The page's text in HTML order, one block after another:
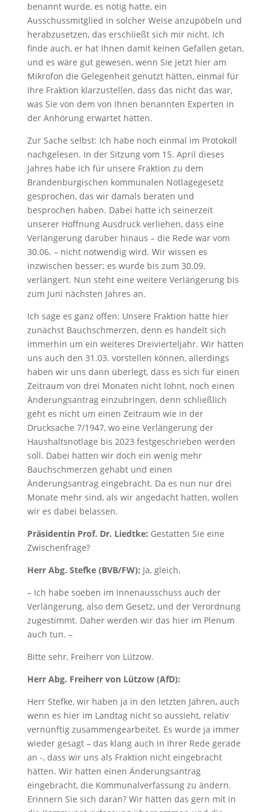
benannt wurde, es nötig hatte, ein
Ausschussmitglied in solcher Weise anzupöbeln und
herabzusetzen, das erschließt sich mir nicht. Ich
finde auch, er hat Ihnen damit keinen Gefallen getan,
und es wäre gut gewesen, wenn Sie jetzt hier am
Mikrofon die Gelegenheit genutzt hätten, einmal für
Ihre Fraktion klarzustellen, dass das nicht das war,
was Sie von dem von Ihnen benannten Experten in
der Anhörung erwartet hätten.
Zur Sache selbst: Ich habe noch einmal im Protokoll
nachgelesen. In der Sitzung vom 15. April dieses
Jahres habe ich für unsere Fraktion zu dem
Brandenburgischen kommunalen Notlagegesetz
gesprochen, das wir damals beraten und
besprochen haben. Dabei hatte ich seinerzeit
unserer Hoffnung Ausdruck verliehen, dass eine
Verlängerung darüber hinaus – die Rede war vom
30.06. – nicht notwendig wird. Wir wissen es
inzwischen besser; es wurde bis zum 30.09.
verlängert. Nun steht eine weitere Verlängerung bis
zum Juni nächsten Jahres an.
Ich sage es ganz offen: Unsere Fraktion hatte hier
zunächst Bauchschmerzen, denn es handelt sich
immerhin um ein weiteres Dreivierteljahr. Wir hätten
uns auch den 31.03. vorstellen können, allerdings
haben wir uns dann überlegt, dass es sich für einen
Zeitraum von drei Monaten nicht lohnt, noch einen
Änderungsantrag einzubringen, denn schließlich
geht es nicht um einen Zeitraum wie in der
Drucksache 7/1947, wo eine Verlängerung der
Haushaltsnotlage bis 2023 festgeschrieben werden
soll. Dabei hätten wir doch ein wenig mehr
Bauchschmerzen gehabt und einen
Änderungsantrag eingebracht. Da es nun nur drei
Monate mehr sind, als wir angedacht hatten, wollen
wir es dabei belassen.
Präsidentin Prof. Dr. Liedtke: Gestatten Sie eine
Zwischenfrage?
Herr Abg. Stefke (BVB/FW): Ja, gleich.
– Ich habe soeben im Innenausschuss auch der
Verlängerung, also dem Gesetz, und der Verordnung
zugestimmt. Daher werden wir das hier im Plenum
auch tun. –
Bitte sehr, Freiherr von Lützow.
Herr Abg. Freiherr von Lützow (AfD):
Herr Stefke, wir haben ja in den letzten Jahren, auch
wenn es hier im Landtag nicht so aussieht, relativ
vernünftig zusammengearbeitet. Es wurde ja immer
wieder gesagt – das klang auch in Ihrer Rede gerade
an -, dass wir uns als Fraktion nicht eingebracht
hätten. Wir hatten einen Änderungsantrag
eingebracht, die Kommunalverfassung zu ändern.
Erinnern Sie sich daran? Wir hätten das gern mit in